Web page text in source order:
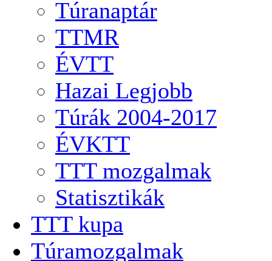
Túranaptár
TTMR
ÉVTT
Hazai Legjobb
Túrák 2004-2017
ÉVKTT
TTT mozgalmak
Statisztikák
TTT kupa
Túramozgalmak